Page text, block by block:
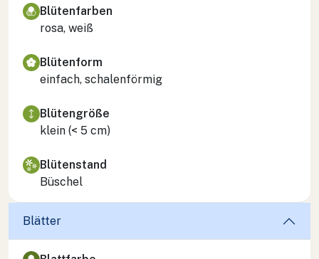
Blütenfarben
rosa, weiß
Blütenform
einfach, schalenförmig
Blütengröße
klein (< 5 cm)
Blütenstand
Büschel
Blätter